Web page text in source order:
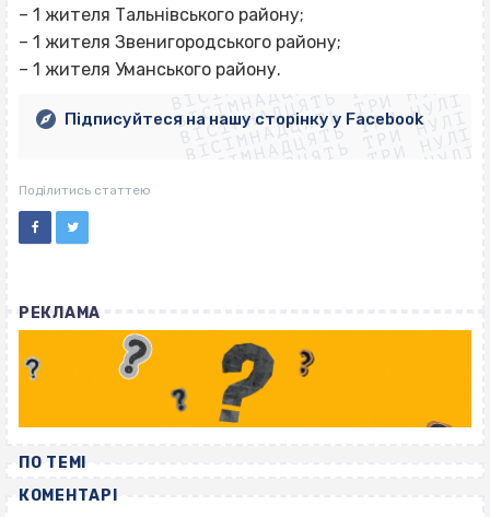
– 1 жителя Тальнівського району;
– 1 жителя Звенигородського району;
– 1 жителя Уманського району.ВІСІМНАДЦЯТЬ ТРИ НУЛІ
ВІСІМНАДЦЯТЬ ТРИ НУЛІ
ВІСІМНАДЦЯТЬ ТРИ НУЛІ
ВІСІМНАДЦЯТЬ ТРИ НУЛІ
ВІСІМНАДЦЯТЬ ТРИ НУЛІ
ВІСІМНАДЦЯТЬ ТРИ НУЛІ
ВІСІМНАДЦЯТЬ ТРИ НУЛІ
ВІСІМНАДЦЯТЬ ТРИ НУЛІ
Підписуйтеся на нашу сторінку у Facebook
Поділитись статтею
РЕКЛАМА
ПО ТЕМІ
КОМЕНТАРІ